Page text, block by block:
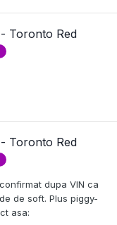
Toronto Red
Toronto Red
dupa VIN ca
de soft. Plus piggy-
asa: